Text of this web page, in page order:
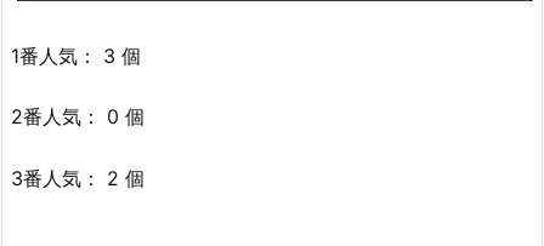
1番人気： 3 個
2番人気： 0 個
3番人気： 2 個